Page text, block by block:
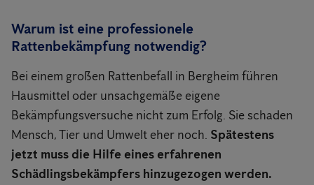
Warum ist eine professionele
Rattenbekämpfung notwendig?
Bei einem großen Rattenbefall in Bergheim führen
Hausmittel oder unsachgemäße eigene
Bekämpfungsversuche nicht zum Erfolg. Sie schaden
Mensch, Tier und Umwelt eher noch. Spätestens
jetzt muss die Hilfe eines erfahrenen
Schädlingsbekämpfers hinzugezogen werden.